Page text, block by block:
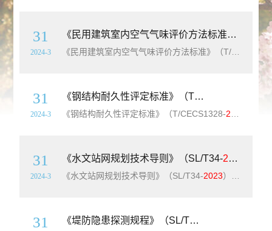
31
2024-3
《民用建筑室内空气气味评价方法标准》（T/CECS1357-
31
2024-3
《钢结构耐久性评定标准》（T/CECS1328-
《钢结构耐久性评定标准》（T/CECS1328-2023
31
2024-3
《水文站网规划技术导则》（SL/T34-2023
《水文站网规划技术导则》（SL/T34-2023）【全文附高清无水印PDF+可编辑Word版下载】英文名称：Technical regulations for hydrologic network design简介：本标准规定了各类水文站网规划、布设与调整的技术要求。本标准适用于河流、湖泊、水库、人工河渠及其流域内(含
31 《堤防隐患探测规程》（SL/T436-